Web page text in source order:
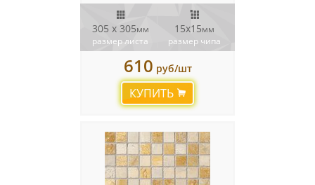
305 х 305мм
размер листа
15х15мм
размер чипа
610 руб/шт
КУПИТЬ